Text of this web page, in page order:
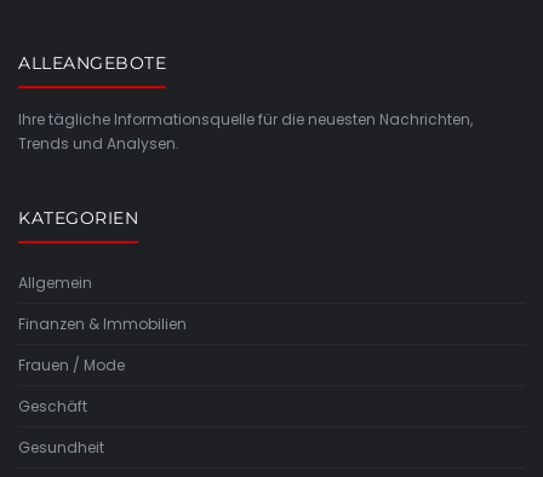
ALLEANGEBOTE
Ihre tägliche Informationsquelle für die neuesten Nachrichten,
Trends und Analysen.
KATEGORIEN
Allgemein
Finanzen & Immobilien
Frauen / Mode
Geschäft
Gesundheit